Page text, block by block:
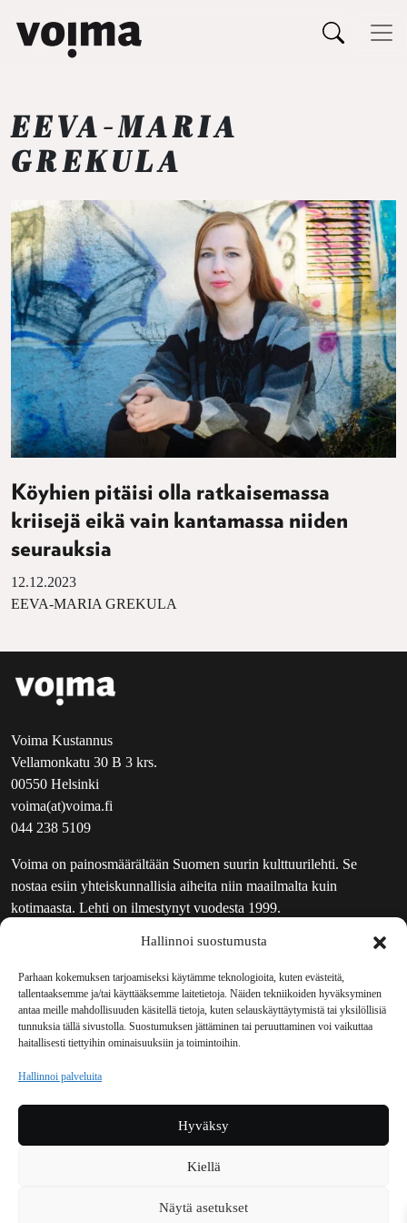
Hallinnoi suostumusta
Parhaan kokemuksen tarjoamiseksi käytämme teknologioita, kuten evästeitä,
tallentaaksemme ja/tai käyttääksemme laitetietoja. Näiden tekniikoiden hyväksyminen
antaa meille mahdollisuuden käsitellä tietoja, kuten selauskäyttäytymistä tai yksilöllisiä
tunnuksia tällä sivustolla. Suostumuksen jättäminen tai peruuttaminen voi vaikuttaa
haitallisesti tiettyihin ominaisuuksiin ja toimintoihin.
Hallinnoi palveluita
Hyväksy
Kiellä
Näytä asetukset
Päävalikko
EEVA-MARIA
GREKULA
Köyhien pitäisi olla ratkaisemassa
kriisejä eikä vain kantamassa niiden
seurauksia
12.12.2023
EEVA-MARIA GREKULA
Voima Kustannus
Vellamonkatu 30 B 3 krs.
00550 Helsinki
voima(at)voima.fi
044 238 5109
Voima on painosmäärältään Suomen suurin kulttuurilehti. Se
nostaa esiin yhteiskunnallisia aiheita niin maailmalta kuin
kotimaasta. Lehti on ilmestynyt vuodesta 1999.
UUTISKIRJE
MAINOSTAJILLE
VASTAMAINOKSET
JAKELUPAIKAT
REKISTERISELOSTE
TILAUKSEN PERUUTUSPYYNTÖ
TILAUSOHJEET JA -EHDOT